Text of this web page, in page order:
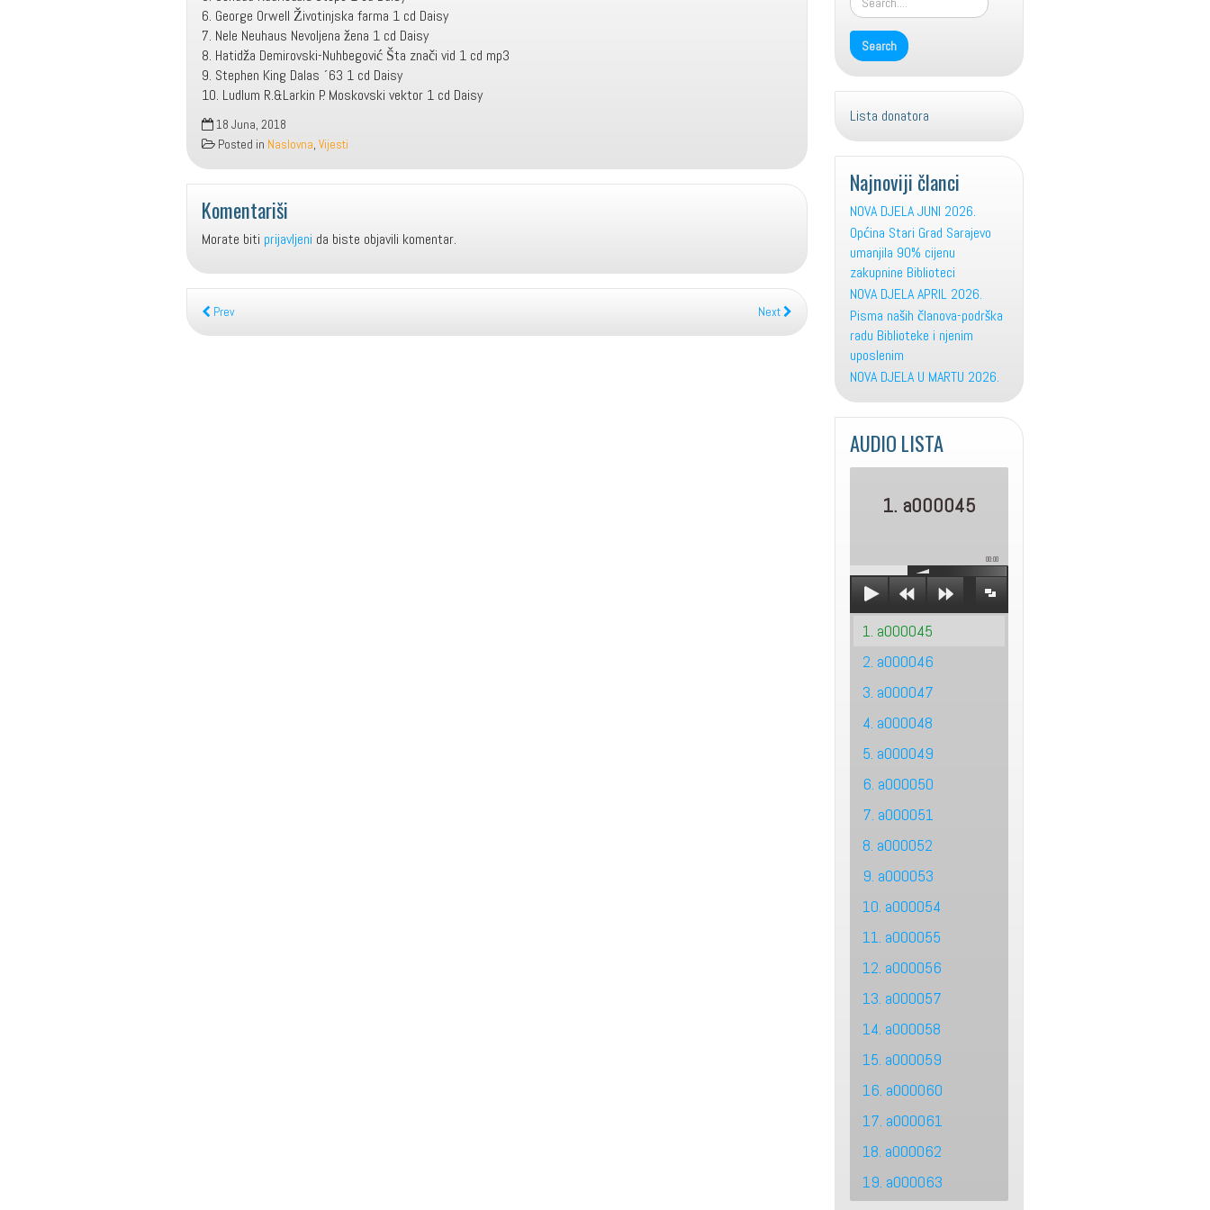
6. George Orwell Životinjska farma 1 cd Daisy
7. Nele Neuhaus Nevoljena žena 1 cd Daisy
8. Hatidža Demirovski-Nuhbegović Šta znači vid 1 cd mp3
9. Stephen King Dalas ´63 1 cd Daisy
10. Ludlum R.&Larkin P. Moskovski vektor 1 cd Daisy
18 Juna, 2018
Posted in Naslovna, Vijesti
Komentariši
Morate biti prijavljeni da biste objavili komentar.
Prev Next
Lista donatora
Najnoviji članci
NOVA DJELA JUNI 2026.
Općina Stari Grad Sarajevo
umanjila 90% cijenu
zakupnine Biblioteci
NOVA DJELA APRIL 2026.
Pisma naših članova-podrška
radu Biblioteke i njenim
uposlenim
NOVA DJELA U MARTU 2026.
AUDIO LISTA
1. a000045
00:00
1. a000045
2. a000046
3. a000047
4. a000048
5. a000049
6. a000050
7. a000051
8. a000052
9. a000053
10. a000054
11. a000055
12. a000056
13. a000057
14. a000058
15. a000059
16. a000060
17. a000061
18. a000062
19. a000063